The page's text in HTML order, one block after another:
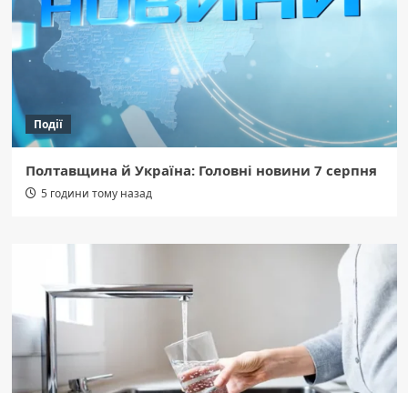
Події
Полтавщина й Україна: Головні новини 7 серпня
5 години тому назад